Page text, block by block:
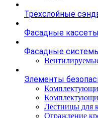
Трёхслойные
Фасадные кассеты
Фасадные
Элементы
Лестницы для
Ограждение